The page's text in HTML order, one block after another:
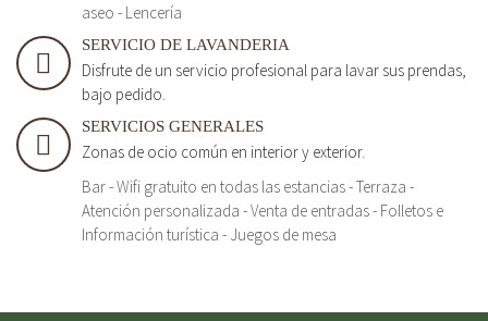
aseo - Lencería
SERVICIO DE LAVANDERIA
Disfrute de un servicio profesional para lavar sus prendas,
bajo pedido.
SERVICIOS GENERALES
Zonas de ocio común en interior y exterior.
Bar - Wifi gratuito en todas las estancias - Terraza -
Atención personalizada - Venta de entradas - Folletos e
Información turística - Juegos de mesa